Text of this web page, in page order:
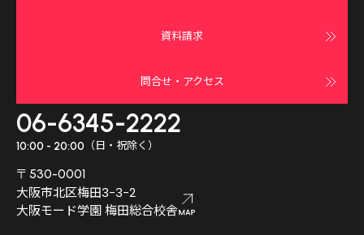
資料請求
問合せ・アクセス
06-6345-2222
10:00 - 20:00 （日・祝除く）
〒530-0001
大阪市北区梅田3-3-2
大阪モード学園 梅田総合校舎